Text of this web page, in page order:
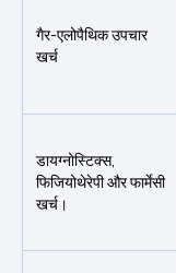
गैर-एलोपैथिक उपचार
खर्च
डायग्नोस्टिक्स,
फिजियोथेरेपी और फार्मेसी
खर्च।